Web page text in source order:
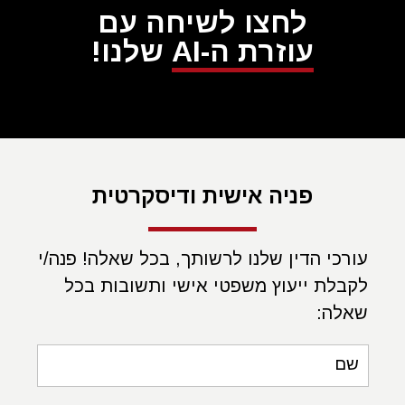
קיימים דברים בגו, נדרש רופא ילדים להתייחסות יתרה
לתלונותיו של הפציינט הצעיר המגיע לבדיקתו, בחינתן בכובד
ראש ובשימת לב ראויה והפניית הילד למכלול הבדיקות
במהלכו ולאחריו.
לפני הטיפול נדרשים הרופאים בתחום זה להתחקות אחר
ההיסטוריה הרפואית של החולה, רקע תורשתי של קיום מחלות
לב במשפחתו ולהעריך את מצבו הקליני והגופני, כאשר
דיאגנוזה שגויה עשויה להוביל לקבלת החלטות רפואיות מוטעות
ולסיכון בריאותו של החולה.
לחצו לשיחה עם
עוזרת ה-AI
שלנו!
פניה אישית ודיסקרטית
עורכי הדין שלנו לרשותך, בכל שאלה! פנה/י
לקבלת ייעוץ משפטי אישי ותשובות בכל
שאלה:
שם